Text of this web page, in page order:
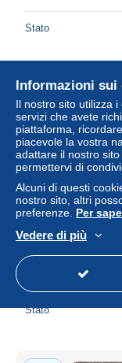
Stato
Nuovo
Stato
Informazioni sui
Il nostro sito utilizza
servizi che avete
piattaforma,
piacevole la vostra
adattare il nostro
permettervi di
Alcuni di questi
nostro sito, altri
preferenze. Per
Vedere di più